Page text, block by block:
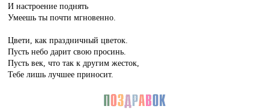
И настроение поднять
Умеешь ты почти мгновенно.
Цвети, как праздничный цветок.
Пусть небо дарит свою просинь.
Пусть век, что так к другим жесток,
Тебе лишь лучшее приносит.